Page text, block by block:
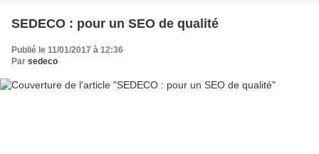
SEDECO : pour un SEO de qualité
Publié le 11/01/2017 à 12:36
Par sedeco